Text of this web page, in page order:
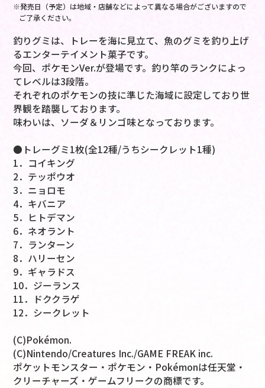
※発売日（予定）は地域・店舗などによって異なる場合がございますので
ご了承ください。
釣りグミは、トレーを海に見立て、魚のグミを釣り上げ
るエンターテイメント菓子です。
今回、ポケモンVer.が登場です。釣り竿のランクによっ
てレベルは3段階。
それぞれのポケモンの技に準じた海域に設定しており世
界観を踏襲しております。
味わいは、ソーダ＆リンゴ味となっております。
●トレーグミ1枚(全12種/うちシークレット1種)
1．コイキング
2．テッポウオ
3．ニョロモ
4．キバニア
5．ヒトデマン
6．ネオラント
7．ランターン
8．ハリーセン
9．ギャラドス
10．ジーランス
11．ドククラゲ
12．シークレット
(C)Pokémon.
(C)Nintendo/Creatures Inc./GAME FREAK inc.
ポケットモンスター・ポケモン・Pokémonは任天堂・
クリーチャーズ・ゲームフリークの商標です。